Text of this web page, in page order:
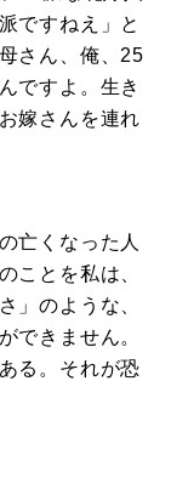
ですねえ」と
さん、俺、25
ですよ。生き
嫁さんを連れ
亡くなった人
ことを私は、
」のような、
できません。
る。それが恐